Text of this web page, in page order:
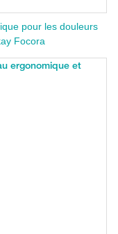
pour les douleurs
Focora